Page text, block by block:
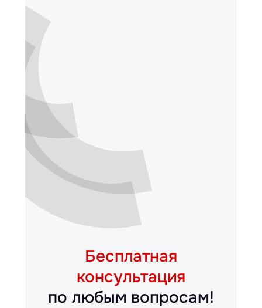
Бесплатная
консультация
по любым вопросам!